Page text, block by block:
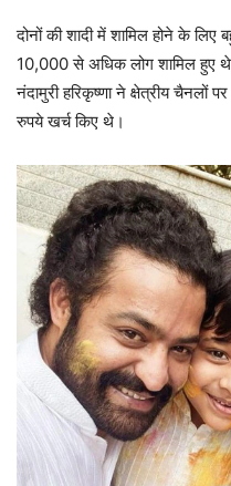
जूनियर
दोनों की शादी में शामिल होने के लिए
नंदामुरी हरिकृष्णा ने क्षेत्रीय चैनलों
रुपये खर्च किए थे।